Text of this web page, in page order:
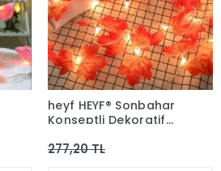
heyf HEYF® Sonbahar
Konseptli Dekoratif
Led Gece Lamabası
277,20 TL